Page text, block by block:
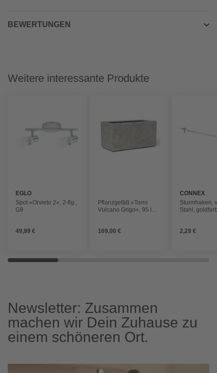
BEWERTUNGEN
Weitere interessante Produkte
EGLO
Spot »Orvieto 2«, 2-flg.,
G9
49,99 €
Pflanzgefäß »Torro
Vulcano Grigo«, 95 l
169,00 €
CONNEX
Sturmhaken,
Stahl,
2,29 €
Newsletter: Zusammen
machen wir Dein Zuhause zu
einem schöneren Ort.